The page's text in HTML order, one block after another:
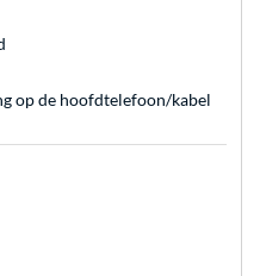
op de hoofdtelefoon/kabel